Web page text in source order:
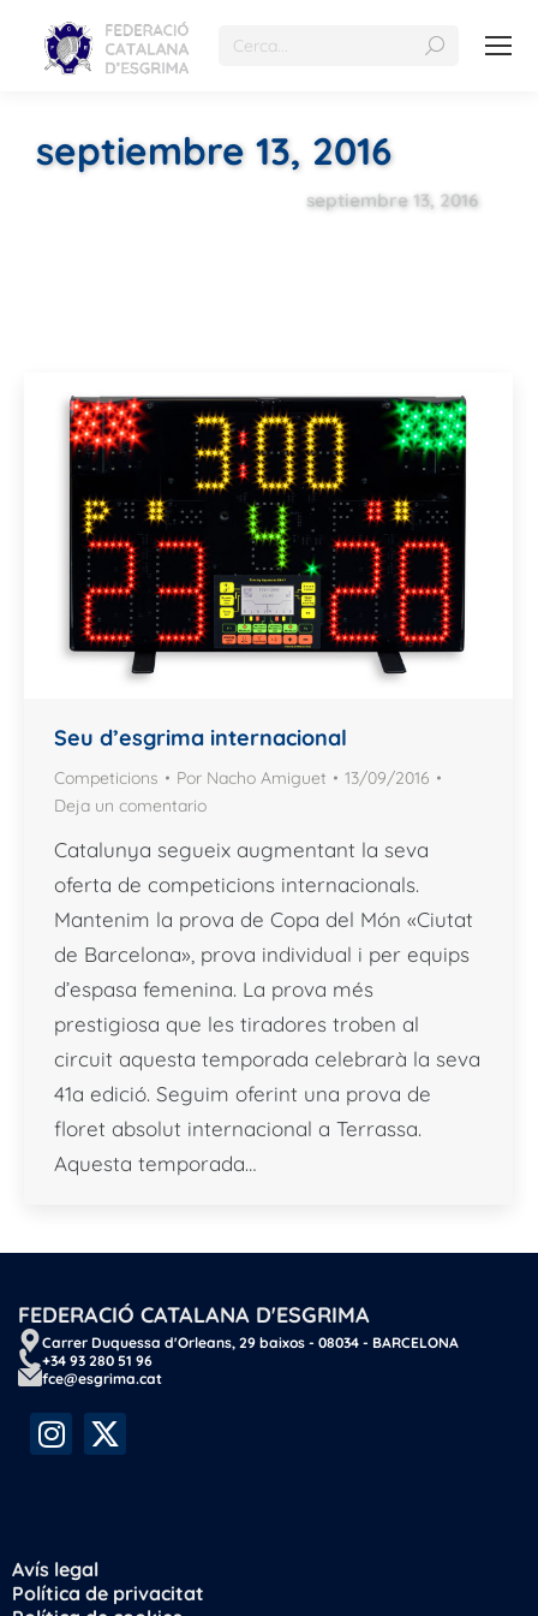
septiembre 13, 2016
septiembre 13, 2016
Seu d’esgrima internacional
Competicions Por Nacho Amiguet
13/09/2016
Deja un comentario
Catalunya segueix augmentant la seva
oferta de competicions internacionals.
Mantenim la prova de Copa del Món «Ciutat
de Barcelona», prova individual i per equips
d’espasa femenina. La prova més
prestigiosa que les tiradores troben al
circuit aquesta temporada celebrarà la seva
41a edició. Seguim oferint una prova de
floret absolut internacional a Terrassa.
Aquesta temporada…
FEDERACIÓ CATALANA D'ESGRIMA
Carrer Duquessa d'Orleans, 29 baixos - 08034 - BARCELONA
+34 93 280 51 96
fce@esgrima.cat
Avís legal
Política de privacitat